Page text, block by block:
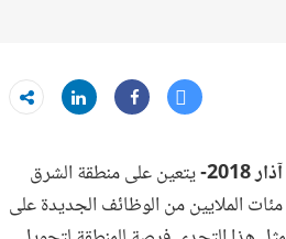
Tweet
Share
Share
يتعين على منطقة الشرق
الملايين من الوظائف الجديدة على